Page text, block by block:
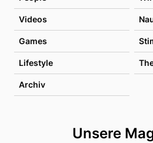
Videos
Games
Lifestyle
Archiv
Unsere